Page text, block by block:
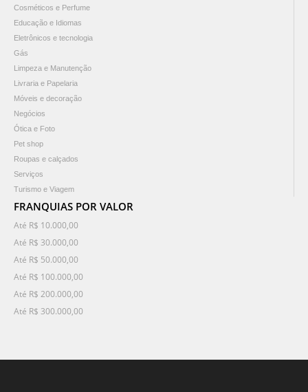
Cosméticos e Perfume
Educação e Idiomas
Eletrônicos e tecnologia
Gás
Limpeza e Manutenção
Livraria e Papelaria
Móveis e decoração
Negócios
Ótica e Foto
Pet shop
Roupas e calçados
Serviços
Turismo e Viagem
FRANQUIAS POR VALOR
Até R$ 10.000,00
Até R$ 30.000,00
Até R$ 50.000,00
Até R$ 100.000,00
Até R$ 200.000,00
Até R$ 300.000,00